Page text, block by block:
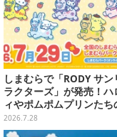
しまむらで「RODY サン
ラクターズ」が発売！ハ
ィやポムポムプリンたち
帳、色が変わるタンブラ
貨を用意
2026.7.28